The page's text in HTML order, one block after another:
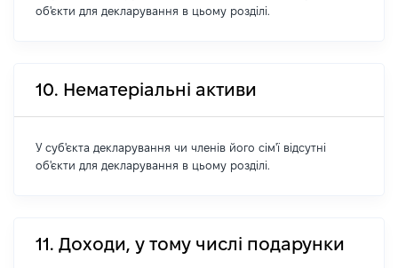
об'єкти для декларування в цьому розділі.
10. Нематеріальні активи
У суб'єкта декларування чи членів його сім'ї відсутні
об'єкти для декларування в цьому розділі.
11. Доходи, у тому числі подарунки